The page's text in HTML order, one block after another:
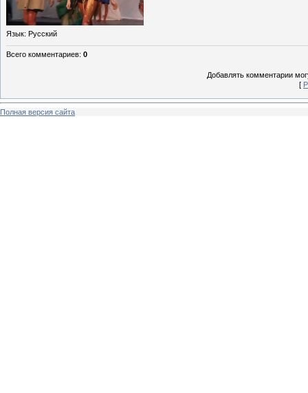
Язык: Русский
Всего комментариев: 0
Добавлять комментарии
[
Полная версия сайта